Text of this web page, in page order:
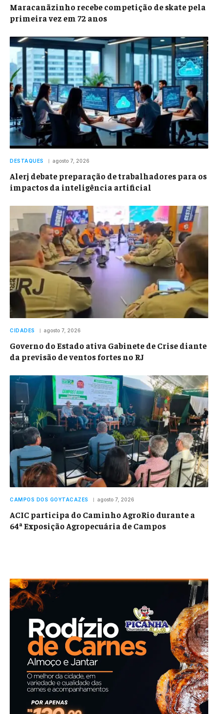
Maracanãzinho recebe competição de skate pela
primeira vez em 72 anos
DESTAQUES agosto 7, 2026
Alerj debate preparação de trabalhadores para os
impactos da inteligência artificial
CIDADES agosto 7, 2026
Governo do Estado ativa Gabinete de Crise diante
da previsão de ventos fortes no RJ
CAMPOS DOS GOYTACAZES agosto 7, 2026
ACIC participa do Caminho AgroRio durante a
64ª Exposição Agropecuária de Campos